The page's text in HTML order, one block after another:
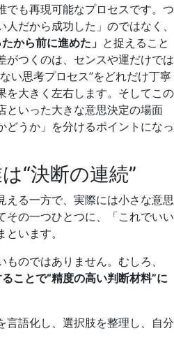
でも再現可能なプロセスです。つ
だから成功した」のではなく、
から前に進めた」 と捉えること
がつくのは、センスや運だけでは
い思考プロセス”をどれだけ丁寧
を大きく左右します。そしてこの
といった大きな意思決定の場面
どうか」を分けるポイントになっ
“決断の連続”
える一方で、実際には小さな意思
その一つひとつに、「これでいい
います。
のではありません。むしろ、
ことで“精度の高い判断材料”に
言語化し、選択肢を整理し、自分